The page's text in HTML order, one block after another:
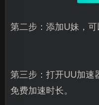
第二步：添加U妹，可
第三步：打开UU加速
免费加速时长。